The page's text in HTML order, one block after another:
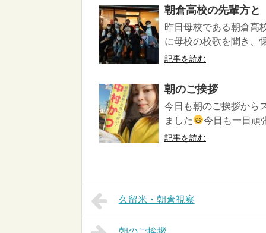
朝倉高校の先輩方と
昨日母校である朝倉高
に母校の校歌を聞き、
記事を読む
朝のご挨拶
今日も朝のご挨拶から
ました
今日も一日頑
記事を読む
久留米・朝倉視察